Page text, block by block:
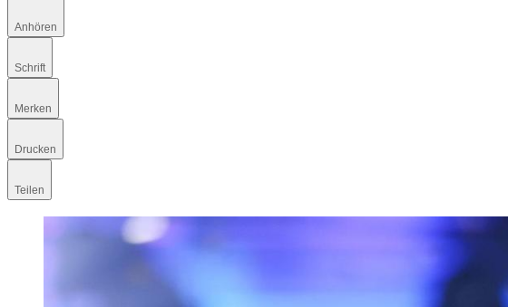
Anhören
Schrift
Merken
Drucken
Teilen